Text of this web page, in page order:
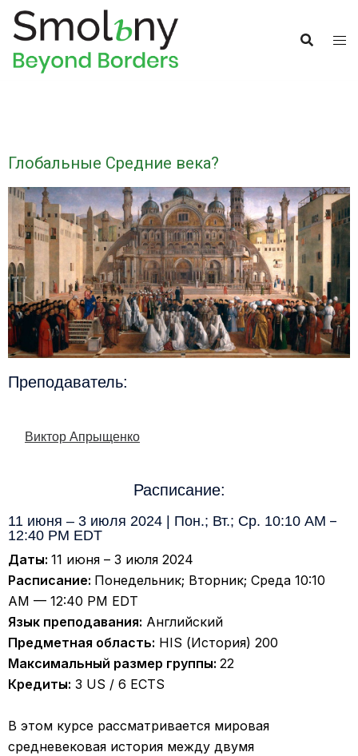
Глобальные Средние века?
Преподаватель:
Виктор Апрыщенко
Расписание:
11 июня – 3 июля 2024 | Пон.; Вт.; Ср. 10:10 AM –
12:40 PM EDT
Даты: 11 июня – 3 июля 2024
Расписание: Понедельник; Вторник; Среда 10:10
AM — 12:40 PM EDT
Язык преподавания: Английский
Предметная область: HIS (История) 200
Максимальный размер группы: 22
Кредиты: 3 US / 6 ECTS
В этом курсе рассматривается мировая
средневековая история между двумя